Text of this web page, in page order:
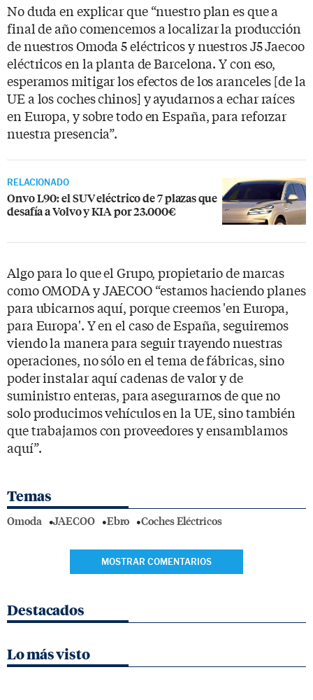
No duda en explicar que “nuestro plan es que a
final de año comencemos a localizar la producción
de nuestros Omoda 5 eléctricos y nuestros J5 Jaecoo
eléctricos en la planta de Barcelona. Y con eso,
esperamos mitigar los efectos de los aranceles [de la
UE a los coches chinos] y ayudarnos a echar raíces
en Europa, y sobre todo en España, para reforzar
nuestra presencia”.
RELACIONADO
Onvo L90: el SUV eléctrico de 7 plazas que
desafía a Volvo y KIA por 23.000€
Algo para lo que el Grupo, propietario de marcas
como OMODA y JAECOO “estamos haciendo planes
para ubicarnos aquí, porque creemos 'en Europa,
para Europa'. Y en el caso de España, seguiremos
viendo la manera para seguir trayendo nuestras
operaciones, no sólo en el tema de fábricas, sino
poder instalar aquí cadenas de valor y de
suministro enteras, para asegurarnos de que no
solo producimos vehículos en la UE, sino también
que trabajamos con proveedores y ensamblamos
aquí”.
Temas
Omoda JAECOO Ebro Coches Eléctricos
MOSTRAR COMENTARIOS
Destacados
Lo más visto